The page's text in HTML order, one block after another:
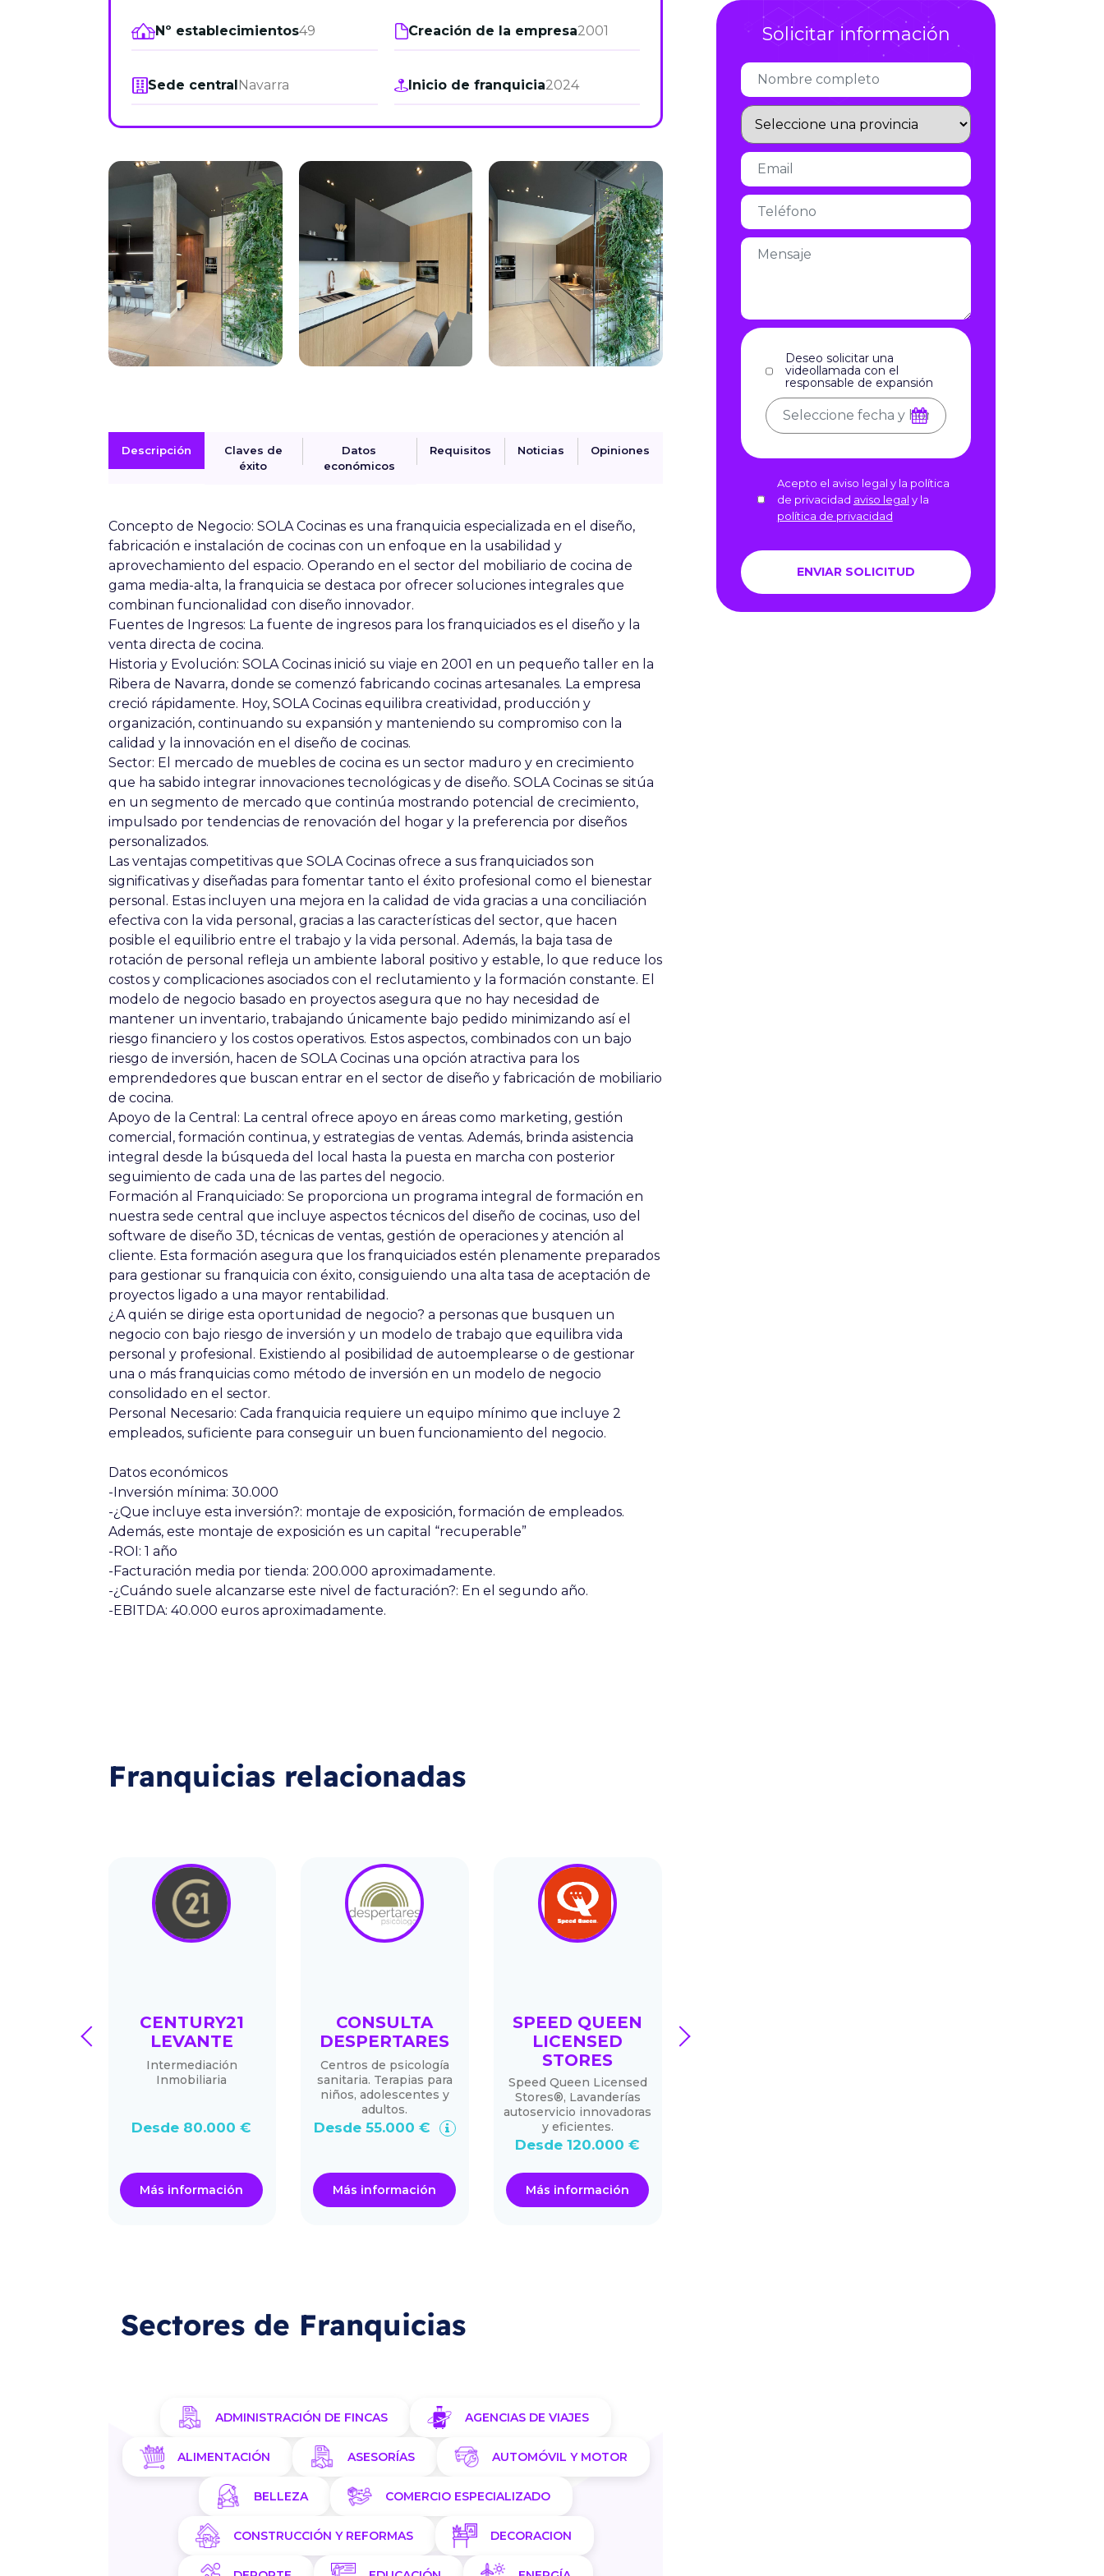
de octubre
Barcelona 2026 2 -
05 de noviembre
VER MÁS
Infórmate
Nº establecimientos49 Creación de la empresa2001
Sede central Navarra Inicio de franquicia2024
Descripción
Claves de
éxito
Datos
económicos
Requisitos Noticias Opiniones
Concepto de Negocio: SOLA Cocinas es una franquicia especializada en el diseño,
fabricación e instalación de cocinas con un enfoque en la usabilidad y
aprovechamiento del espacio. Operando en el sector del mobiliario de cocina de
gama media-alta, la franquicia se destaca por ofrecer soluciones integrales que
combinan funcionalidad con diseño innovador.
Fuentes de Ingresos: La fuente de ingresos para los franquiciados es el diseño y la
venta directa de cocina.
Historia y Evolución: SOLA Cocinas inició su viaje en 2001 en un pequeño taller en la
Ribera de Navarra, donde se comenzó fabricando cocinas artesanales. La empresa
creció rápidamente. Hoy, SOLA Cocinas equilibra creatividad, producción y
organización, continuando su expansión y manteniendo su compromiso con la
calidad y la innovación en el diseño de cocinas.
Sector: El mercado de muebles de cocina es un sector maduro y en crecimiento
que ha sabido integrar innovaciones tecnológicas y de diseño. SOLA Cocinas se sitúa
en un segmento de mercado que continúa mostrando potencial de crecimiento,
impulsado por tendencias de renovación del hogar y la preferencia por diseños
personalizados.
Las ventajas competitivas que SOLA Cocinas ofrece a sus franquiciados son
significativas y diseñadas para fomentar tanto el éxito profesional como el bienestar
personal. Estas incluyen una mejora en la calidad de vida gracias a una conciliación
efectiva con la vida personal, gracias a las características del sector, que hacen
posible el equilibrio entre el trabajo y la vida personal. Además, la baja tasa de
rotación de personal refleja un ambiente laboral positivo y estable, lo que reduce los
costos y complicaciones asociados con el reclutamiento y la formación constante. El
modelo de negocio basado en proyectos asegura que no hay necesidad de
mantener un inventario, trabajando únicamente bajo pedido minimizando así el
riesgo financiero y los costos operativos. Estos aspectos, combinados con un bajo
riesgo de inversión, hacen de SOLA Cocinas una opción atractiva para los
emprendedores que buscan entrar en el sector de diseño y fabricación de mobiliario
de cocina.
Apoyo de la Central: La central ofrece apoyo en áreas como marketing, gestión
comercial, formación continua, y estrategias de ventas. Además, brinda asistencia
integral desde la búsqueda del local hasta la puesta en marcha con posterior
seguimiento de cada una de las partes del negocio.
Formación al Franquiciado: Se proporciona un programa integral de formación en
nuestra sede central que incluye aspectos técnicos del diseño de cocinas, uso del
software de diseño 3D, técnicas de ventas, gestión de operaciones y atención al
cliente. Esta formación asegura que los franquiciados estén plenamente preparados
para gestionar su franquicia con éxito, consiguiendo una alta tasa de aceptación de
proyectos ligado a una mayor rentabilidad.
¿A quién se dirige esta oportunidad de negocio? a personas que busquen un
negocio con bajo riesgo de inversión y un modelo de trabajo que equilibra vida
personal y profesional. Existiendo al posibilidad de autoemplearse o de gestionar
una o más franquicias como método de inversión en un modelo de negocio
consolidado en el sector.
Personal Necesario: Cada franquicia requiere un equipo mínimo que incluye 2
empleados, suficiente para conseguir un buen funcionamiento del negocio.
Datos económicos
-Inversión mínima: 30.000
-¿Que incluye esta inversión?: montaje de exposición, formación de empleados.
Además, este montaje de exposición es un capital “recuperable”
-ROI: 1 año
-Facturación media por tienda: 200.000 aproximadamente.
-¿Cuándo suele alcanzarse este nivel de facturación?: En el segundo año.
-EBITDA: 40.000 euros aproximadamente.
Franquicias relacionadas
CENTURY21
LEVANTE
Intermediación
Inmobiliaria
Desde 80.000 €
Más información
CONSULTA
DESPERTARES
Centros de psicología
sanitaria. Terapias para
niños, adolescentes y
adultos.
Desde 55.000 €
Más información
SPEED QUEEN
LICENSED
STORES
Speed Queen Licensed
Stores®, Lavanderías
autoservicio innovadoras
y eficientes.
Desde 120.000 €
Más información
prev next
Sectores de Franquicias
ADMINISTRACIÓN DE FINCAS AGENCIAS DE VIAJES
ALIMENTACIÓN ASESORÍAS AUTOMÓVIL Y MOTOR
BELLEZA COMERCIO ESPECIALIZADO
CONSTRUCCIÓN Y REFORMAS DECORACION
Solicitar información
Deseo solicitar una
videollamada con el
responsable de expansión
Acepto el aviso legal y la política
de privacidad aviso legal y la
política de privacidad